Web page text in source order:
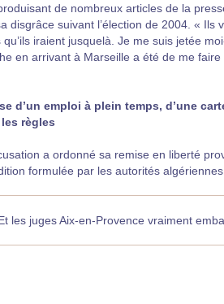
de nombreux articles de la
disgrâce suivant l’élection de 2004. « Ils
qu’ils iraient jusquelà. Je me suis jetée
en arrivant à Marseille a été de me
d’un emploi à plein temps, d’une
règles
a ordonné sa remise en liberté
formulée par les autorités
les juges Aix-en-Provence vraiment